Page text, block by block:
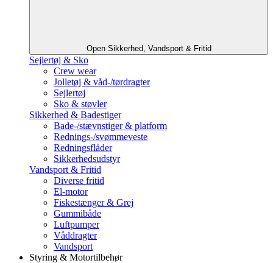
Open Sikkerhed, Vandsport & Fritid
Sejlertøj & Sko
Crew wear
Jolletøj & våd-/tørdragter
Sejlertøj
Sko & støvler
Sikkerhed & Badestiger
Bade-/stævnstiger & platform
Rednings-/svømmeveste
Redningsflåder
Sikkerhedsudstyr
Vandsport & Fritid
Diverse fritid
El-motor
Fiskestænger & Grej
Gummibåde
Luftpumper
Våddragter
Vandsport
Styring & Motortilbehør